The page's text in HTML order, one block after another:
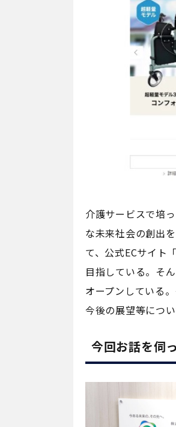
介護サービスで培
な未来社会の創出
て、公式ECサイト
目指している。そ
オープンしている
今後の展望等につい
今回お話を伺